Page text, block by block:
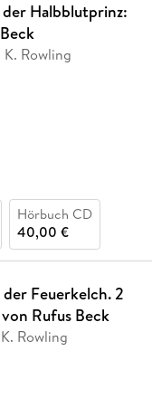
Halbblutprinz:
K. Rowling
Hörbuch CD
40,00 €
Feuerkelch. 2
Rufus Beck
Rowling